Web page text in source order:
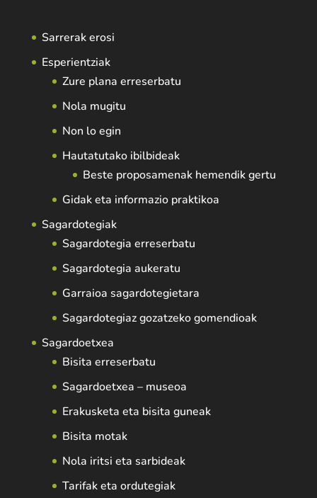
Sarrerak erosi
Esperientziak
Zure plana erreserbatu
Nola mugitu
Non lo egin
Hautatutako ibilbideak
Beste proposamenak hemendik gertu
Gidak eta informazio praktikoa
Sagardotegiak
Sagardotegia erreserbatu
Sagardotegia aukeratu
Garraioa sagardotegietara
Sagardotegiaz gozatzeko gomendioak
Sagardoetxea
Bisita erreserbatu
Sagardoetxea – museoa
Erakusketa eta bisita guneak
Bisita motak
Nola iritsi eta sarbideak
Tarifak eta ordutegiak